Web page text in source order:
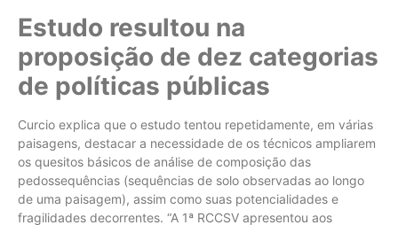
Estudo resultou na
proposição de dez categorias
de políticas públicas
Curcio explica que o estudo tentou repetidamente, em várias
paisagens, destacar a necessidade de os técnicos ampliarem
os quesitos básicos de análise de composição das
pedossequências (sequências de solo observadas ao longo
de uma paisagem), assim como suas potencialidades e
fragilidades decorrentes. “A 1ª RCCSV apresentou aos